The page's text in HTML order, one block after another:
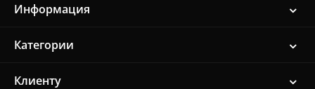
Информация
Категории
Клиенту